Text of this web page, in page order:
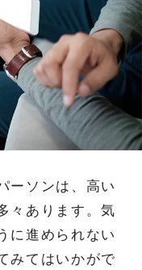
ーソンは、高い
々あります。気
に進められない
みてはいかがで